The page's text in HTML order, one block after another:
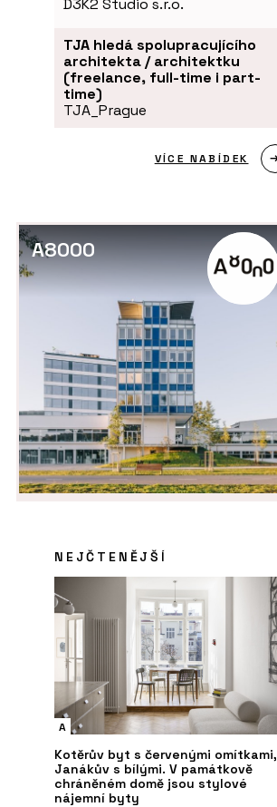
D3K2 Studio s.r.o.
TJA hledá spolupracujícího
architekta / architektku
(freelance, full-time i part-
time)
TJA_Prague
VÍCE NABÍDEK
A8000
NEJČTENĚJŠÍ
A
Kotěrův byt s červenými omítkami,
Janákův s bílými. V památkově
chráněném domě jsou stylové
nájemní byty